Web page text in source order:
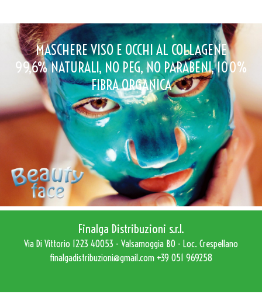
MASCHERE VISO E OCCHI AL COLLAGENE
99,6% NATURALI, NO PEG, NO PARABENI, 100%
FIBRA ORGANICA
Finalga Distribuzioni s.r.l.
Via Di Vittorio 12-23 40053 - Valsamoggia BO - Loc. Crespellano
finalgadistribuzioni@gmail.com +39 051 969258